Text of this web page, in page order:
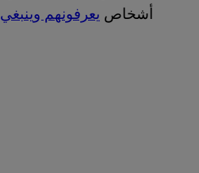
أشخاص يعرفونهم